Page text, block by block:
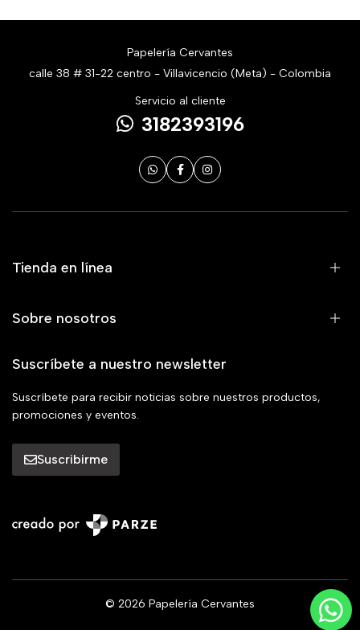
Papelería Cervantes
calle 38 # 31-22 centro - Villavicencio (Meta) - Colombia
Servicio al cliente
3182393196
Tienda en línea
Sobre nosotros
Suscríbete a nuestro newsletter
Suscríbete para recibir noticias sobre nuestros productos,
promociones y eventos.
Suscribirme
© 2026 Papelería Cervantes